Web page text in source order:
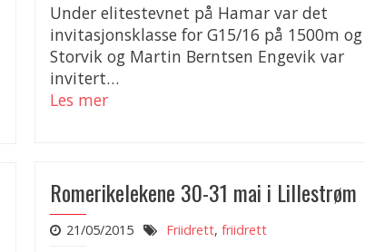
Under elitestevnet på Hamar var det
invitasjonsklasse for G15/16 på 1500m
Storvik og Martin Berntsen Engevik var
invitert…
Les mer
Romerikelekene 30-31 mai i Lillestrøm
21/05/2015 Friidrett, friidrett